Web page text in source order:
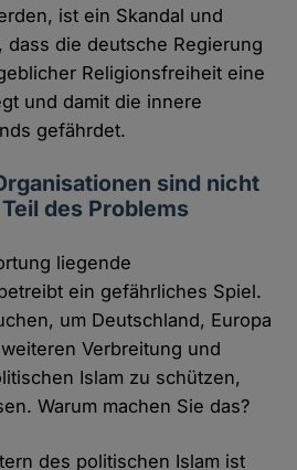
ist ein Skandal und
dass die deutsche Regierung
Religionsfreiheit eine
und damit die innere
gefährdet.
sind nicht
des Problems
liegende
ein gefährliches Spiel.
um Deutschland, Europa
Verbreitung und
Islam zu schützen,
Warum machen Sie das?
des politischen Islam ist